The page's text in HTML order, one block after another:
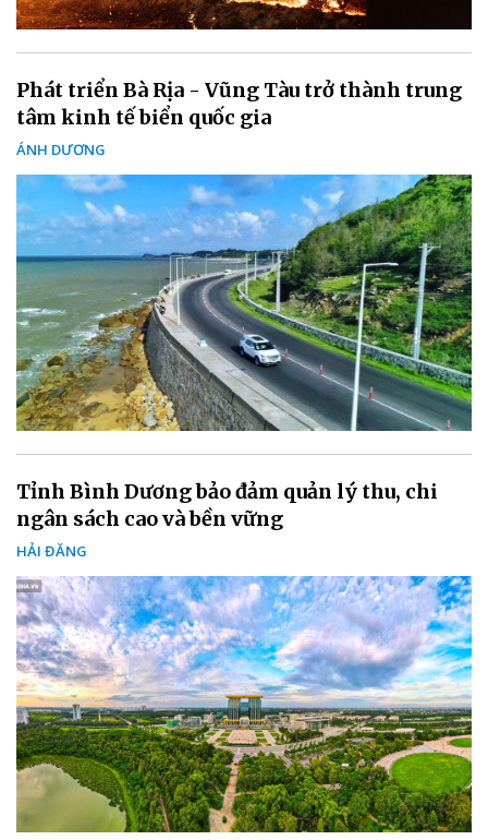
Phát triển Bà Rịa - Vũng Tàu trở thành trung
tâm kinh tế biển quốc gia
ÁNH DƯƠNG
Tỉnh Bình Dương bảo đảm quản lý thu, chi
ngân sách cao và bền vững
HẢI ĐĂNG